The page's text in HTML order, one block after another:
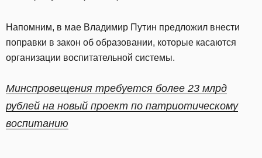
Напомним, в мае Владимир Путин предложил внести
поправки в закон об образовании, которые касаются
организации воспитательной системы.
Минспровещения требуется более 23 млрд
рублей на новый проект по патриотическому
воспитанию